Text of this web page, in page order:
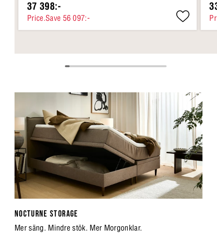
37 398:-
Price.Save 56 097:-
NOCTURNE STORAGE
Mer säng. Mindre stök. Mer Morgonklar.